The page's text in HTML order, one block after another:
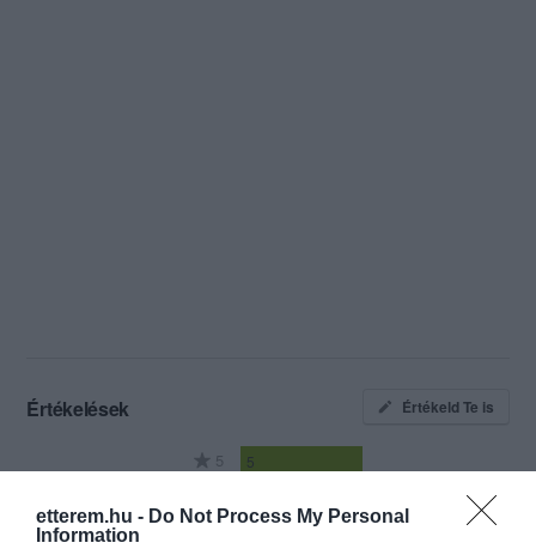
etterem.hu - Do Not Process My Personal
Information
Értékelések Értékeld Te is
3.5 5 5
3 1